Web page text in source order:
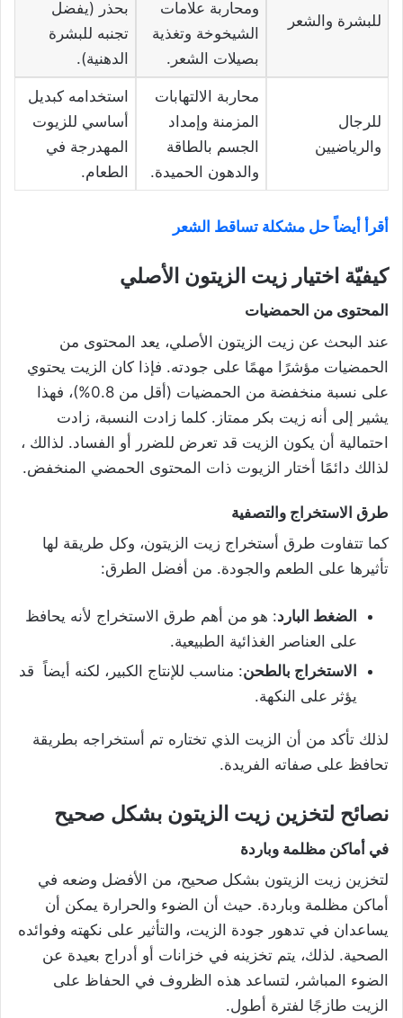
للبشرة والشعر
ومحاربة علامات
الشيخوخة وتغذية
بصيلات الشعر.
بحذر (يفضل
تجنبه للبشرة
الدهنية).
للرجال
والرياضيين
محاربة الالتهابات
المزمنة وإمداد
الجسم بالطاقة
والدهون الحميدة.
استخدامه كبديل
أساسي للزيوت
المهدرجة في
الطعام.
أقرأ أيضاً حل مشكلة تساقط الشعر
كيفيّة اختيار زيت الزيتون الأصلي
المحتوى من الحمضيات
عند البحث عن زيت الزيتون الأصلي، يعد المحتوى من
الحمضيات مؤشرًا مهمًا على جودته. فإذا كان الزيت يحتوي
على نسبة منخفضة من الحمضيات (أقل من 0.8%)، فهذا
يشير إلى أنه زيت بكر ممتاز. كلما زادت النسبة، زادت
احتمالية أن يكون الزيت قد تعرض للضرر أو الفساد. لذالك ،
لذالك دائمًا أختار الزيوت ذات المحتوى الحمضي المنخفض.
طرق الاستخراج والتصفية
كما تتفاوت طرق أستخراج زيت الزيتون، وكل طريقة لها
تأثيرها على الطعم والجودة. من أفضل الطرق:
الضغط البارد: هو من أهم طرق الاستخراج لأنه يحافظ
على العناصر الغذائية الطبيعية.
الاستخراج بالطحن: مناسب للإنتاج الكبير، لكنه أيضاً قد
يؤثر على النكهة.
لذلك تأكد من أن الزيت الذي تختاره تم أستخراجه بطريقة
تحافظ على صفاته الفريدة.
نصائح لتخزين زيت الزيتون بشكل صحيح
في أماكن مظلمة وباردة
لتخزين زيت الزيتون بشكل صحيح، من الأفضل وضعه في
أماكن مظلمة وباردة. حيث أن الضوء والحرارة يمكن أن
يساعدان في تدهور جودة الزيت، والتأثير على نكهته وفوائده
الصحية. لذلك، يتم تخزينه في خزانات أو أدراج بعيدة عن
الضوء المباشر، لتساعد هذه الظروف في الحفاظ على
الزيت طازجًا لفترة أطول.